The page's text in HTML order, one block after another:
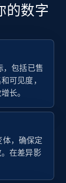
开始
Initial
more.
的数字
，包括已售
可见度，
长。
体，确保定
在差异影